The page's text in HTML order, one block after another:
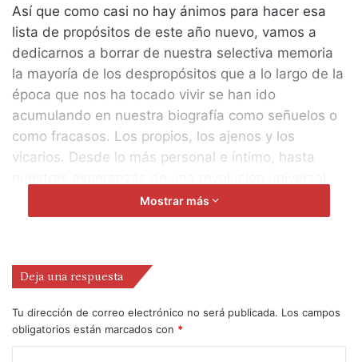
Así que como casi no hay ánimos para hacer esa
lista de propósitos de este año nuevo, vamos a
dedicarnos a borrar de nuestra selectiva memoria
la mayoría de los despropósitos que a lo largo de la
época que nos ha tocado vivir se han ido
acumulando en nuestra biografía como señuelos o
como fracasos. Los propios, los ajenos y los
vicarios. Desde lo más personal e íntimo, hasta
que acabara con todas las desigualdades y que
tuvo en Cuba una de las referencias más cercanas.
su clima, contemplo las vicisitudes que acompañan
que siempre están dispuestas a dejarse unos
gramos más de ilusión para involucrarse en un
Mostrar más
Deja una respuesta
Tu dirección de correo electrónico no será publicada. Los campos
obligatorios están marcados con *